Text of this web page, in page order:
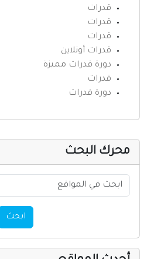
قدرات
قدرات
قدرات
قدرات أونلاين
دورة قدرات مميزة
قدرات
دورة قدرات
البحث